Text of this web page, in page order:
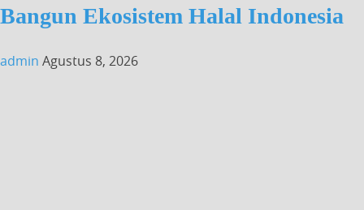
Bangun Ekosistem Halal Indonesia
admin Agustus 8, 2026